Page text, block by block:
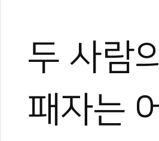
두 사람
패자는